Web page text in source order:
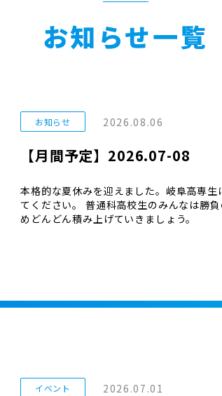
お知らせ一覧
お知らせ 2026.08.06
【月間予定】2026.07-08
本格的な夏休みを迎えました。岐阜高専
てください。 普通科高校生のみんなは勝
めどんどん積み上げていきましょう。
イベント 2026.07.01